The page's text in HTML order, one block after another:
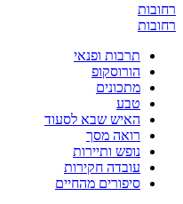
רחובות
רחובות
תרבות ופנאי
הורוסקופ
מתכונים
טבע
האיש שבא לסעוד
רואה מסך
נופש ותיירות
עובדה חקירות
סיפורים מהחיים